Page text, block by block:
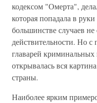
кодексом "Омерта",
которая попадала в
большинстве случаев не
действительности. Но
главарей криминальных
открывалась вся
страны.
Наиболее ярким